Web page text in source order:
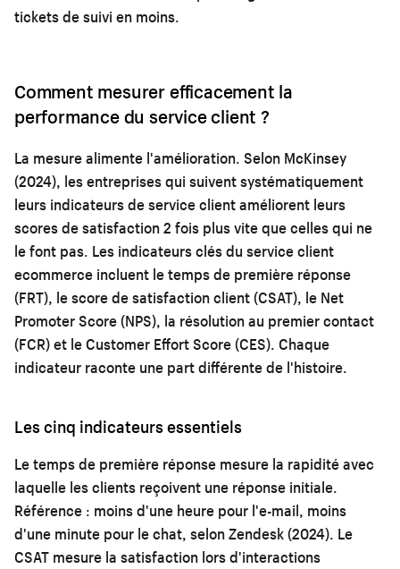
tickets de suivi en moins.
Comment mesurer efficacement la
performance du service client ?
La mesure alimente l'amélioration. Selon McKinsey
(2024), les entreprises qui suivent systématiquement
leurs indicateurs de service client améliorent leurs
scores de satisfaction 2 fois plus vite que celles qui ne
le font pas. Les indicateurs clés du service client
ecommerce incluent le temps de première réponse
(FRT), le score de satisfaction client (CSAT), le Net
Promoter Score (NPS), la résolution au premier contact
(FCR) et le Customer Effort Score (CES). Chaque
indicateur raconte une part différente de l'histoire.
Les cinq indicateurs essentiels
Le temps de première réponse mesure la rapidité avec
laquelle les clients reçoivent une réponse initiale.
Référence : moins d'une heure pour l'e-mail, moins
d'une minute pour le chat, selon Zendesk (2024). Le
CSAT mesure la satisfaction lors d'interactions